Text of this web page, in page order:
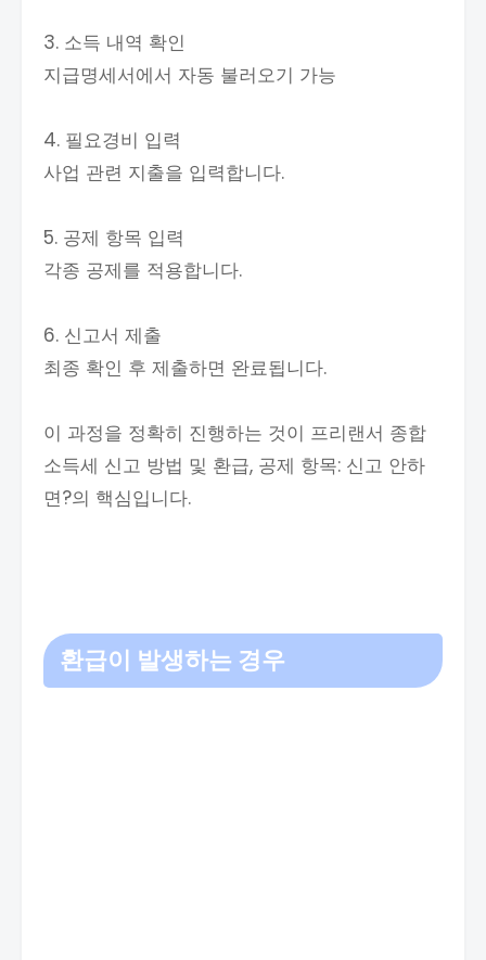
3. 소득 내역 확인
지급명세서에서 자동 불러오기 가능
4. 필요경비 입력
사업 관련 지출을 입력합니다.
5. 공제 항목 입력
각종 공제를 적용합니다.
6. 신고서 제출
최종 확인 후 제출하면 완료됩니다.
이 과정을 정확히 진행하는 것이 프리랜서 종합
소득세 신고 방법 및 환급, 공제 항목: 신고 안하
면?의 핵심입니다.
환급이 발생하는 경우